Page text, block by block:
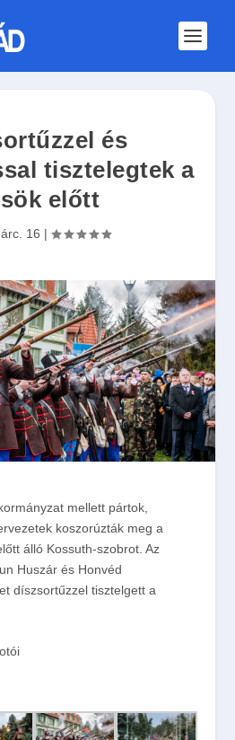
és
tisztelegtek a
előtt
16 |
mellett pártok,
koszorúzták meg a
álló Kossuth-szobrot. Az
Huszár és Honvéd
díszsortűzzel tisztelgett a